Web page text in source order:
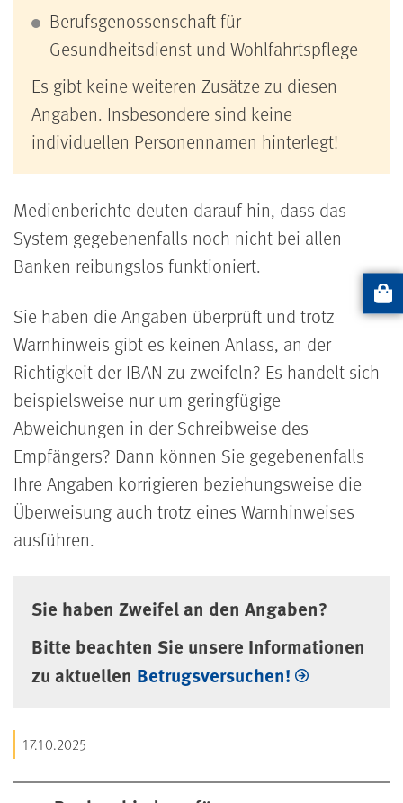
Berufsgenossenschaft für
Gesundheitsdienst und Wohlfahrtspflege
Es gibt keine weiteren Zusätze zu diesen
Angaben. Insbesondere sind keine
individuellen Personennamen hinterlegt!
Medienberichte deuten darauf hin, dass das
System gegebenenfalls noch nicht bei allen
Banken reibungslos funktioniert.
Sie haben die Angaben überprüft und trotz
Warnhinweis gibt es keinen Anlass, an der
Richtigkeit der IBAN zu zweifeln? Es handelt sich
beispielsweise nur um geringfügige
Abweichungen in der Schreibweise des
Empfängers? Dann können Sie gegebenenfalls
Ihre Angaben korrigieren beziehungsweise die
Überweisung auch trotz eines Warnhinweises
ausführen.
Sie haben Zweifel an den Angaben?
Bitte beachten Sie unsere Informationen
zu aktuellen Betrugsversuchen!
17.10.2025
Artikel